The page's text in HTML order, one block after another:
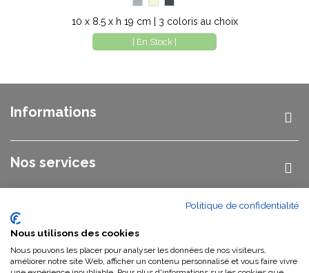
10 x 8.5 x h 19 cm | 3 coloris au choix
| En Stock |
Informations
Nos services
Nos catégories
Nous contacter
Politique de confidentialité
Nous utilisons des cookies
Nous pouvons les placer pour analyser les données de nos visiteurs,
améliorer notre site Web, afficher un contenu personnalisé et vous faire vivre